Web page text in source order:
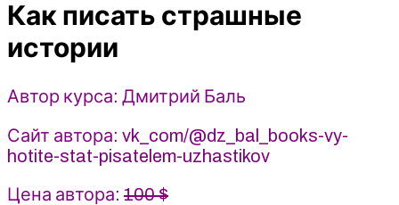
-
Баль
Как писать страшные
истории
Автор курса: Дмитрий Баль
Сайт автора: vk_com/@dz_bal_books-vy-
hotite-stat-pisatelem-uzhastikov
Цена автора: 100 $